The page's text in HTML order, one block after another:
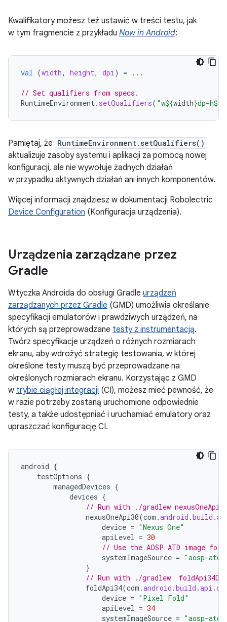
Kwalifikatory możesz też ustawić w treści testu, jak
w tym fragmencie z przykładu Now in Android:
val (width, height, dpi) = ...
// Set qualifiers from specs.
RuntimeEnvironment. setQualifiers( "w${width}dp-h${
Pamiętaj, że RuntimeEnvironment.setQualifiers()
aktualizuje zasoby systemu i aplikacji za pomocą nowej
konfiguracji, ale nie wywołuje żadnych działań
w przypadku aktywnych działań ani innych komponentów.
Więcej informacji znajdziesz w dokumentacji Robolectric
Device Configuration (Konfiguracja urządzenia).
Urządzenia zarządzane przez
Gradle
Wtyczka Androida do obsługi Gradle urządzeń
zarządzanych przez Gradle (GMD) umożliwia określanie
specyfikacji emulatorów i prawdziwych urządzeń, na
których są przeprowadzane testy z instrumentacją.
Twórz specyfikacje urządzeń o różnych rozmiarach
ekranu, aby wdrożyć strategię testowania, w której
określone testy muszą być przeprowadzane na
określonych rozmiarach ekranu. Korzystając z GMD
w trybie ciągłej integracji (CI), możesz mieć pewność, że
w razie potrzeby zostaną uruchomione odpowiednie
testy, a także udostępniać i uruchamiać emulatory oraz
upraszczać konfigurację CI.
android {
testOptions {
managedDevices {
devices {
// Run with ./gradlew
nexusOneApi30(com .android .build .
device = "Nexus One"
apiLevel = 30
// Use the AOSP ATD image
systemImageSource = "aosp-atd"
}
// Run with ./gradlew
foldApi34(com .android .build .api .
device = "Pixel Fold"
apiLevel = 34
systemImageSource = "aosp-atd"